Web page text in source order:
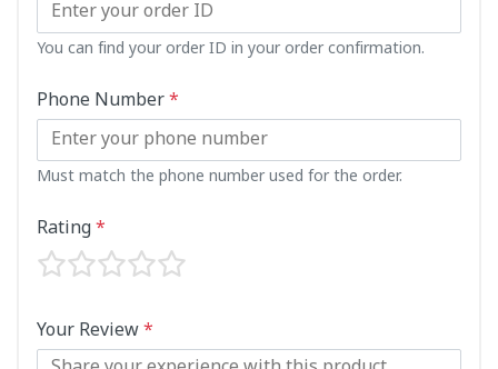
You can find your order ID in your order confirmation.
Phone Number*
Must match the phone number used for the order.
Rating*
Your Review*